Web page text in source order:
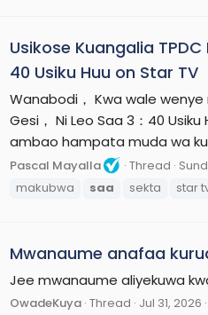
Usikose Kuangalia
40 Usiku Huu on Star TV
Wanabodi， Kwa wale wenye
Gesi， Ni Leo Saa 3：40
ambao hampata muda wa
Pascal Mayalla Thread
makubwa
saa sekta star
Mwanaume anafaa
Jee mwanaume aliyekuwa
OwadeKuya Thread Jul 31, 2026